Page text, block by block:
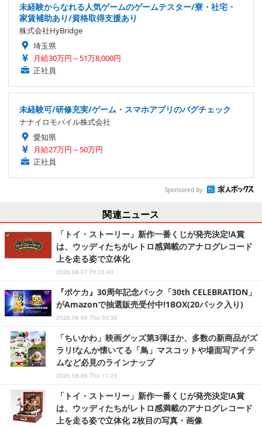
未経験からなれる人気ゲームのゲームテスター/寮・社宅・
家賃補助あり/資格取得支援あり
株式会社HyBridge
埼玉県
月給30万円～51万8,000円
正社員
未経験可/研修充実/ゲーム・スマホアプリのバグチェック
ナナイロモバイル株式会社
愛知県
月給27万円～50万円
正社員
Sponsored by
関連ニュース
「トイ・ストーリー」新作一番くじが発売決定!A賞
は、ウッディたちがレトロ感満載のアナログレコード
上を走る姿で立体化
2026.08.07 Fri 03:40
『ポケカ』30周年記念パック「30th CELEBRATION」
がAmazonで抽選販売受付中!1BOX(20パック入り)
2026.08.06 Thu 03:30
「ちいかわ」映画グッズ第3弾ほか、多数の新商品がズ
ラリ!なんか懐いてる「鳥」マスコットや場面写アイテ
ムなど必見のラインナップ
2026.08.06 Thu 11:25
「トイ・ストーリー」新作一番くじが発売決定!A賞
は、ウッディたちがレトロ感満載のアナログレコード
上を走る姿で立体化 2枚目の写真・画像